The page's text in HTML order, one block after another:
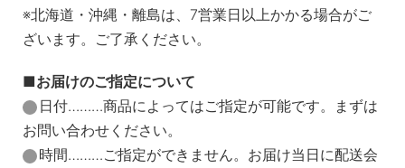
※北海道・沖縄・離島は、7営業日以上かかる場合がご
ざいます。ご了承ください。
お届けのご指定について
日付………商品によってはご指定が可能です。まずは
お問い合わせください。
時間………ご指定ができません。お届け当日に配送会